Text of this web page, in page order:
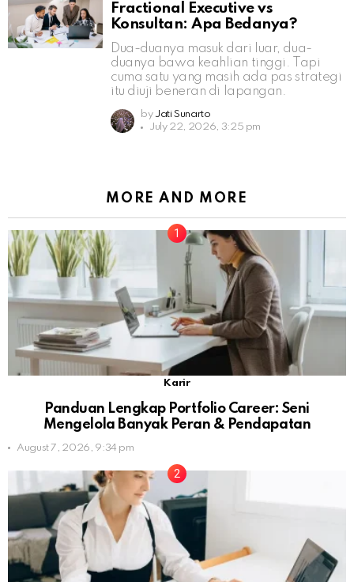
Fractional Executive vs
Konsultan: Apa Bedanya?
Dua-duanya masuk dari luar, dua-
duanya bawa keahlian tinggi. Tapi
cuma satu yang masih ada pas strategi
itu diuji beneran di lapangan.
by Jati Sunarto
July 22, 2026, 3:25 pm
MORE AND MORE
Karir
Panduan Lengkap Portfolio Career: Seni
Mengelola Banyak Peran & Pendapatan
August 7, 2026, 9:34 pm